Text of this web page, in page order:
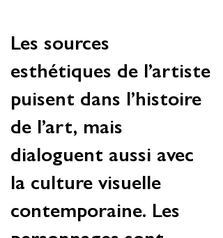
Les sources
esthétiques de l’artiste
puisent dans l’histoire
de l’art, mais
dialoguent aussi avec
la culture visuelle
contemporaine. Les